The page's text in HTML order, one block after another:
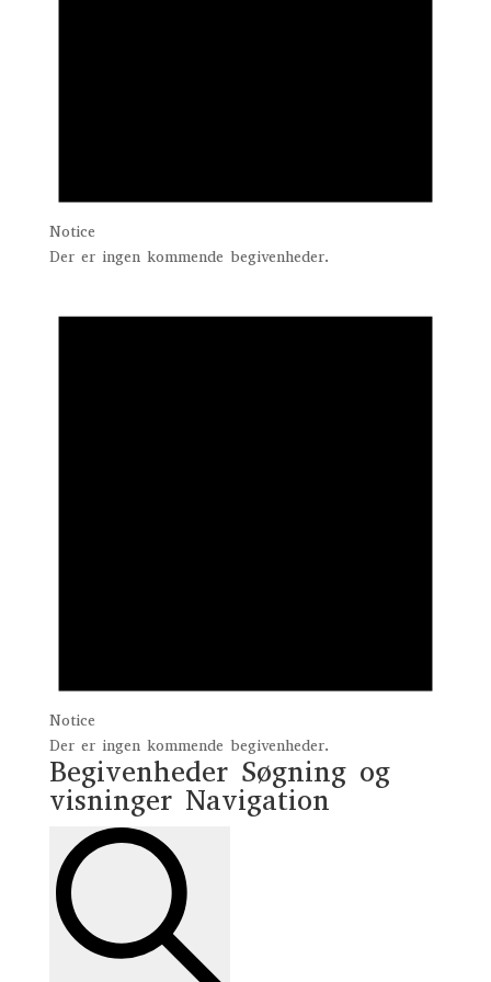
Notice
Der er ingen kommende begivenheder.
Notice
Der er ingen kommende begivenheder.
Begivenheder Søgning og
visninger Navigation